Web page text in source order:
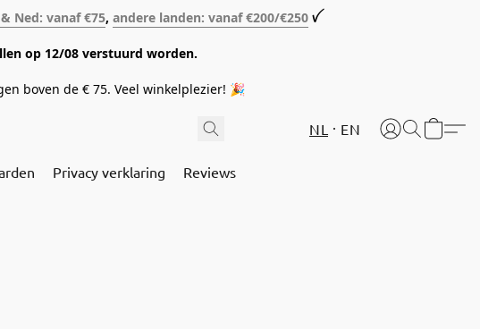
Ned: vanaf €75, andere landen: vanaf €200/€250 ꪜ
op 12/08 verstuurd worden.
boven de € 75. Veel winkelplezier! 🎉
NL EN
Privacy verklaring Reviews